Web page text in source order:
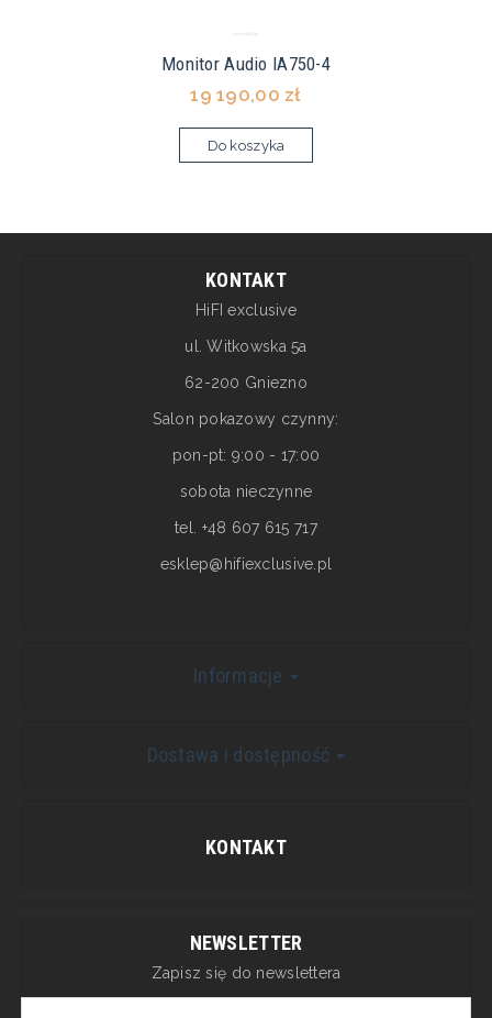
Monitor Audio IA750-4
19 190,00 zł
Do koszyka
KONTAKT
HiFI exclusive
ul. Witkowska 5a
62-200 Gniezno
Salon pokazowy czynny:
pon-pt: 9:00 - 17:00
sobota nieczynne
tel. +48 607 615 717
esklep@hifiexclusive.pl
Informacje
Dostawa i dostępność
KONTAKT
NEWSLETTER
Zapisz się do newslettera